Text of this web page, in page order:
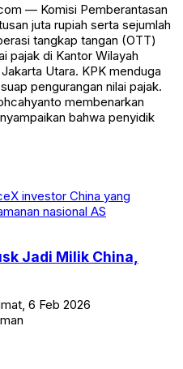
— Komisi Pemberantasan
juta rupiah serta sejumlah
tangkap tangan (OTT)
pajak di Kantor Wilayah
Utara. KPK menduga
pengurangan nilai pajak.
membenarkan
bahwa penyidik
Jadi Milik China,
6 Feb 2026